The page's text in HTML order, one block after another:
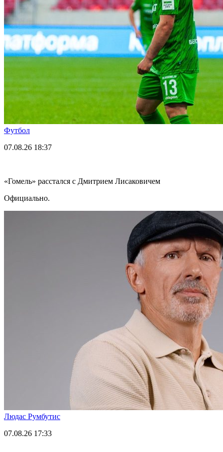
Футбол
07.08.26 18:37
«Гомель» расстался с Дмитрием Лисаковичем
Официально.
Людас Румбутис
07.08.26 17:33